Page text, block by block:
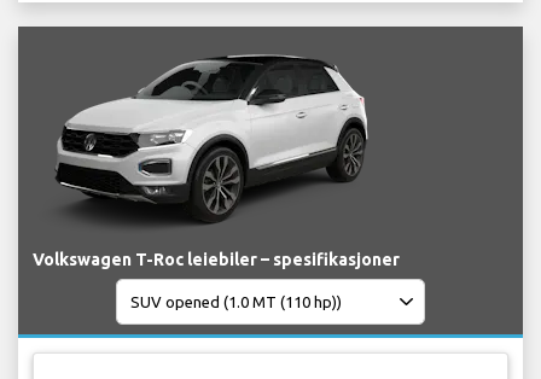
Volkswagen T-Roc leiebiler – spesifikasjoner